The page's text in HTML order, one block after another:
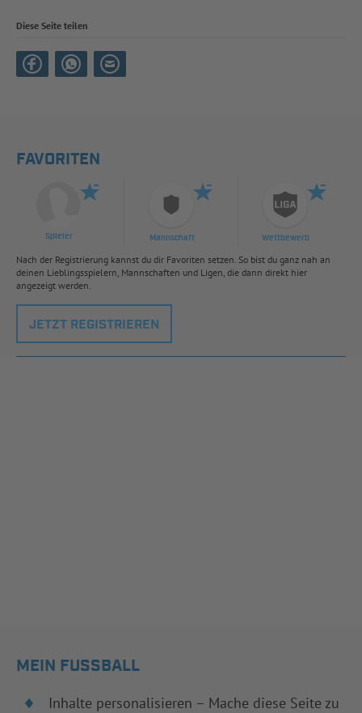
Diese Seite teilen
FAVORITEN
Spieler Mannschaft Wettbewerb
Nach der Registrierung kannst du dir Favoriten setzen. So bist du ganz nah an
deinen Lieblingsspielern, Mannschaften und Ligen, die dann direkt hier
angezeigt werden.
JETZT REGISTRIEREN
MEIN FUSSBALL
Inhalte personalisieren – Mache diese Seite zu